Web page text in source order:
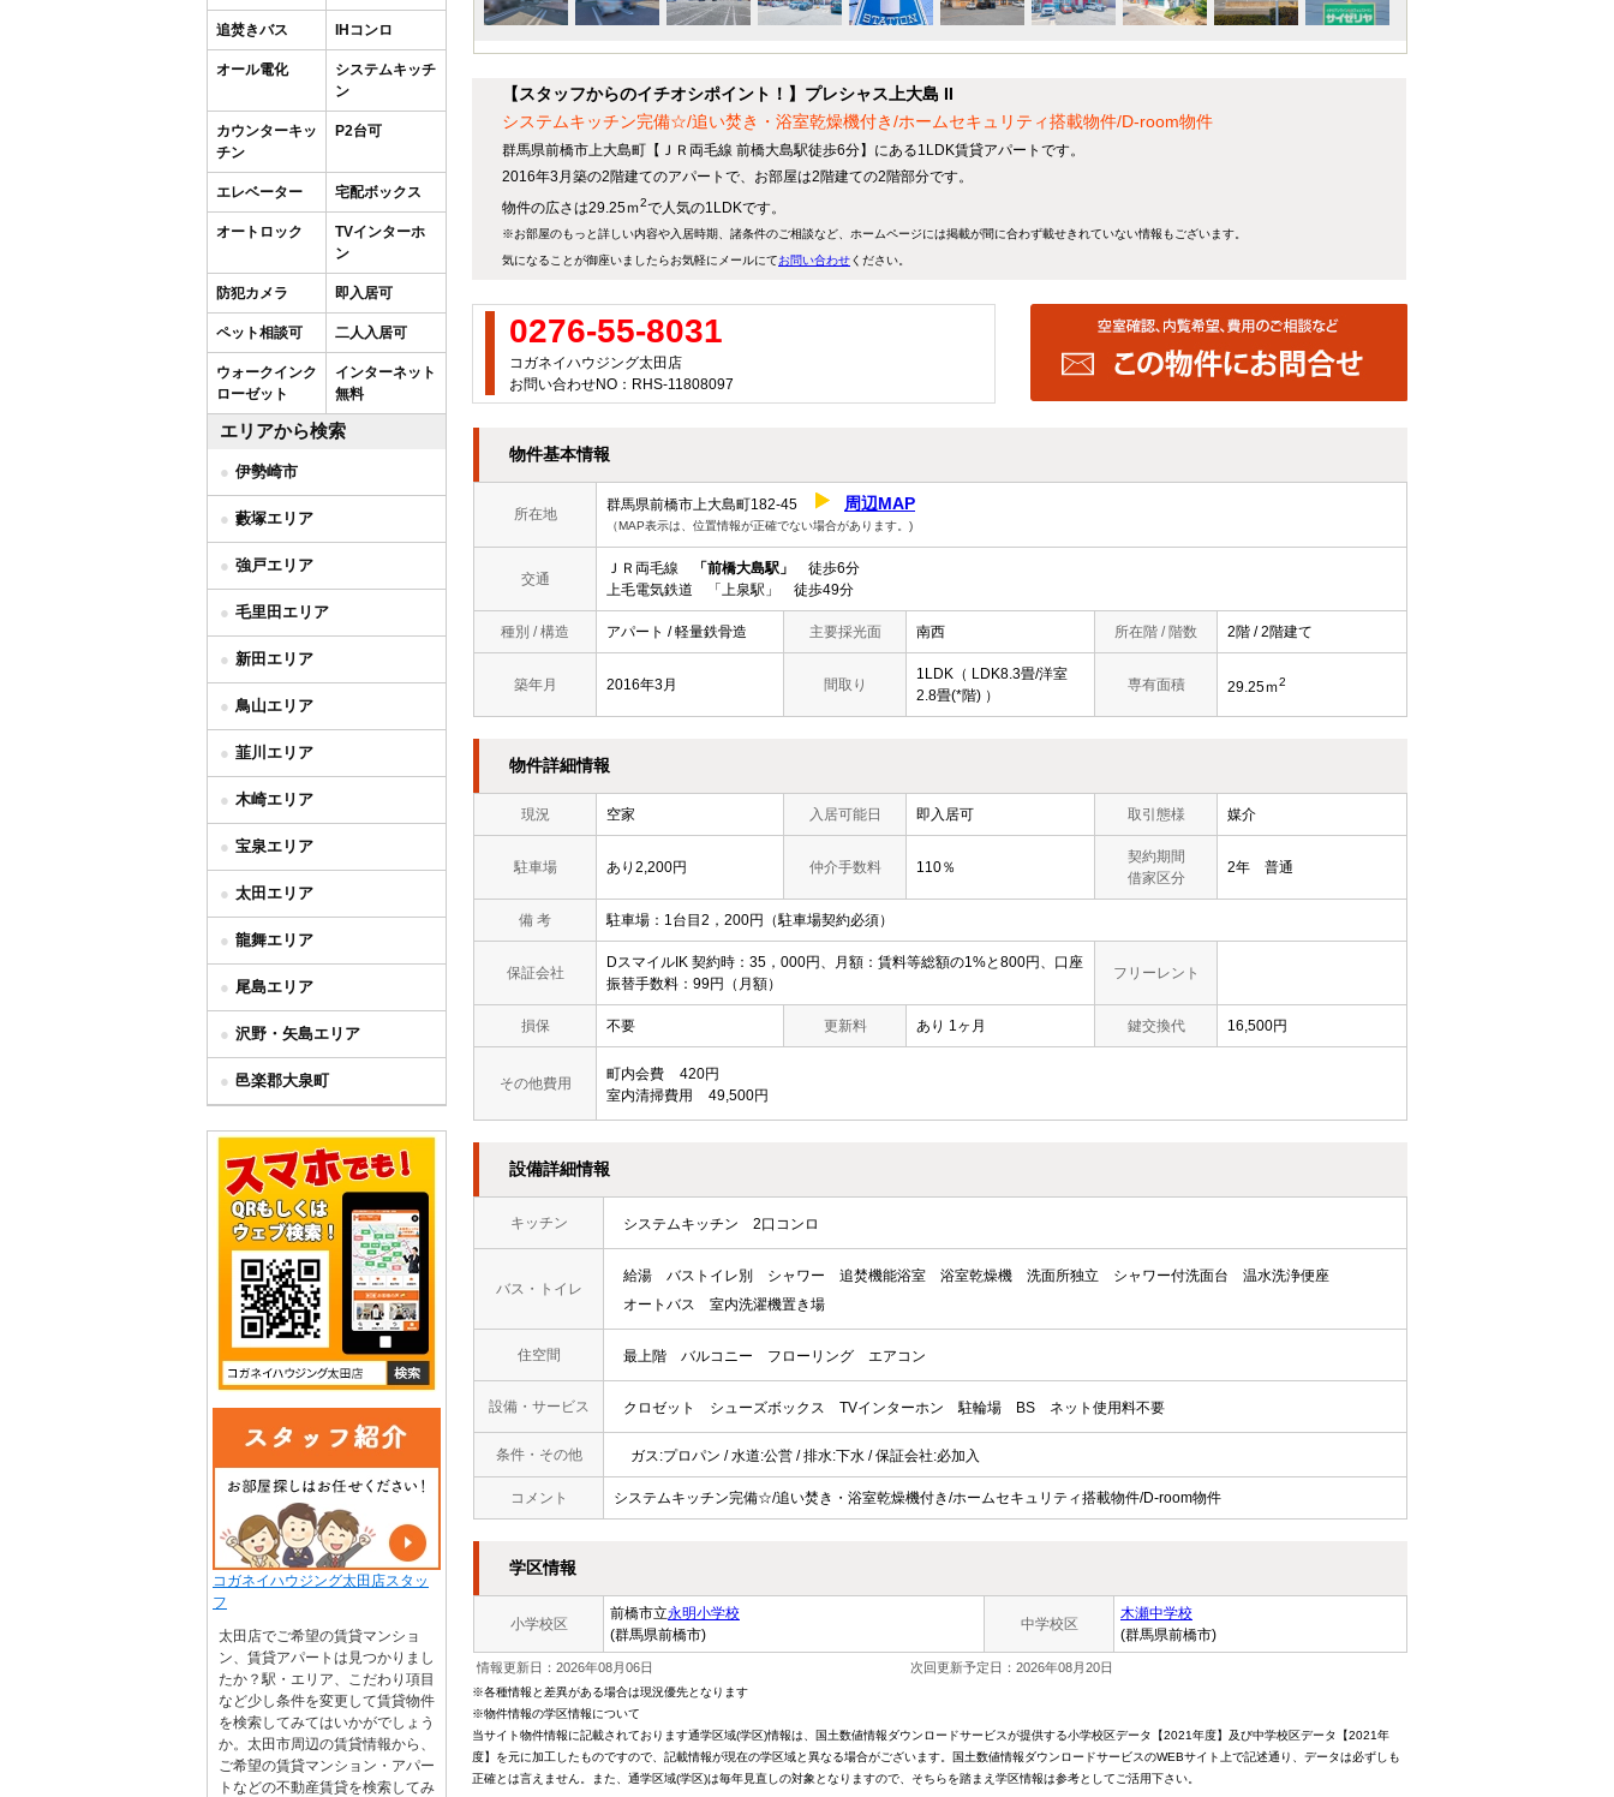
【スタッフからのイチオシポイント！】プレシャス上大島 II
システムキッチン完備☆/追い焚き・浴室乾燥機付き/ホームセキュリティ搭載物件/D-room物件
群馬県前橋市上大島町【ＪＲ両毛線 前橋大島駅徒歩6分】にある1LDK賃貸アパートです。
2016年3月築の2階建てのアパートで、お部屋は2階建ての2階部分です。
物件の広さは29.25ｍ2で人気の1LDKです。
※お部屋のもっと詳しい内容や入居時期、諸条件のご相談など、ホームページには掲載が間に合わず載せきれていない情報もございます。
気になることが御座いましたらお気軽にメールにてお問い合わせください。
0276-55-8031
コガネイハウジング太田店
お問い合わせNO：RHS-11808097
物件基本情報
所在地
群馬県前橋市上大島町182-45 周辺MAP
（MAP表示は、位置情報が正確でない場合があります。)
交通
ＪＲ両毛線 「前橋大島駅」
徒歩6分
上毛電気鉄道 「上泉駅」 徒歩49分
種別 / 構造 アパート / 軽量鉄骨造 主要採光面 南西 所在階 / 階数 2階 / 2階建て
築年月 2016年3月 間取り
1LDK（ LDK8.3畳/洋室
2.8畳(*階) ）
専有面積 29.25ｍ2
物件詳細情報
現況 空家 入居可能日 即入居可 取引態様 媒介
駐車場 あり2,200円 仲介手数料 110％
契約期間
借家区分
2年 普通
備 考 駐車場：1台目2，200円（駐車場契約必須）
保証会社
DスマイルIK 契約時：35，000円、月額：賃料等総額の1%と800円、口座
振替手数料：99円（月額）
フリーレント
損保 不要 更新料 あり 1ヶ月 鍵交換代 16,500円
その他費用
町内会費
420円
室内清掃費用
49,500円
設備詳細情報
キッチン システムキッチン 2口コンロ
バス・トイレ
給湯 バストイレ別 シャワー 追焚機能浴室 浴室乾燥機 洗面所独立 シャワー付洗面台
温水洗浄便座
オートバス
室内洗濯機置き場
住空間 最上階 バルコニー フローリング エアコン
設備・サービス クロゼット シューズボックス TVインターホン 駐輪場 BS ネット使用料不要
条件・その他 ガス:プロパン / 水道:公営 / 排水:下水 / 保証会社:必加入
コメント システムキッチン完備☆/追い焚き・浴室乾燥機付き/ホームセキュリティ搭載物件/D-room物件
学区情報
小学校区
前橋市立永明小学校
(群馬県前橋市)
中学校区
木瀬中学校
(群馬県前橋市)
情報更新日：2026年08月06日 次回更新予定日：2026年08月20日
※各種情報と差異がある場合は現況優先となります
※物件情報の学区情報について
当サイト物件情報に記載されております通学区域(学区)情報は、国土数値情報ダウンロードサービスが提供する小学校区データ【2021年度】及び中学校区データ【2021年
度】を元に加工したものですので、記載情報が現在の学区域と異なる場合がございます。国土数値情報ダウンロードサービスのWEBサイト上で記述通り、データは必ずしも
正確とは言えません。また、通学区域(学区)は毎年見直しの対象となりますので、そちらを踏まえ学区情報は参考としてご活用下さい。
追焚きバス IHコンロ
オール電化
システムキッチ
ン
カウンターキッ
チン
P2台可
エレベーター 宅配ボックス
オートロック
TVインターホ
ン
防犯カメラ 即入居可
ペット相談可 二人入居可
ウォークインク
ローゼット
インターネット
無料
エリアから検索
伊勢崎市
藪塚エリア
強戸エリア
毛里田エリア
新田エリア
鳥山エリア
韮川エリア
木崎エリア
宝泉エリア
太田エリア
龍舞エリア
尾島エリア
沢野・矢島エリア
邑楽郡大泉町
コガネイハウジング太田店スタッ
フ
太田店でご希望の賃貸マンショ
ン、賃貸アパートは見つかりまし
たか？駅・エリア、こだわり項目
など少し条件を変更して賃貸物件
を検索してみてはいかがでしょう
か。太田市周辺の賃貸情報から、
ご希望の賃貸マンション・アパー
トなどの不動産賃貸を検索してみ